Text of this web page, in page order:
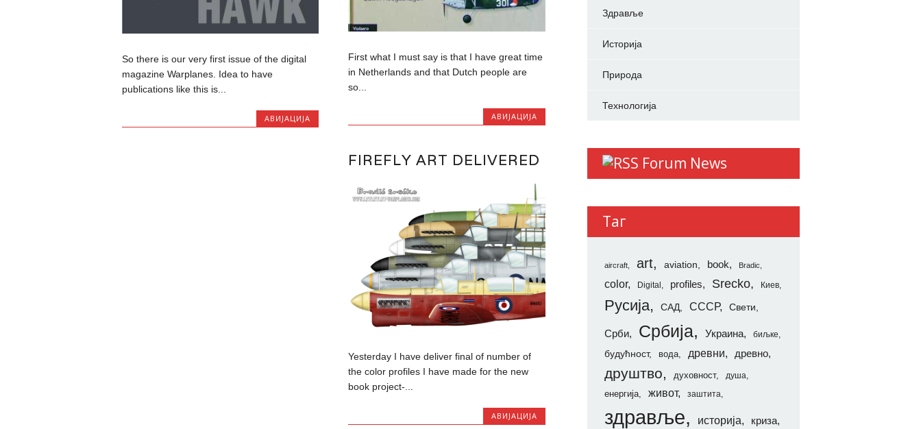
So there is our very first issue of the digital
magazine Warplanes. Idea to have
publications like this is...
АВИЈАЦИЈА
First what I must say is that I have great time
in Netherlands and that Dutch people are
so...
АВИЈАЦИЈА
FIREFLY ART DELIVERED
Yesterday I have deliver final of number of
the color profiles I have made for the new
book project-...
АВИЈАЦИЈА
Здравље
Историја
Природа
Технологија
Forum News
Таг
aircraft art aviation book Bradic
color Digital profiles Srecko Киев
Русија САД СССР Свети
Срби Србија Украина биљке
будућност вода древни древно
друштво духовност душа
енергија живот заштита
здравље историја
криза